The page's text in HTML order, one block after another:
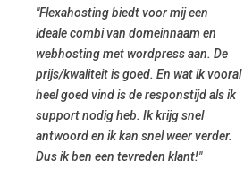
"snelle en vriendelijke service. staat
altijd AAN (: fijne prijzen vergeleken
met de grote jongens en dus nu al blij
met de overstap!"